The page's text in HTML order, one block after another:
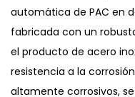
automática de PAC en
fabricada con un
el producto de acero
resistencia a la
altamente corrosivos,